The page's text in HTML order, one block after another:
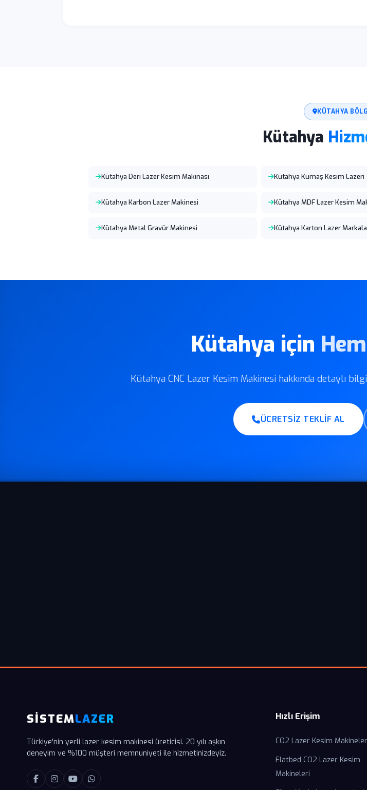
KÜTAHYA
Kütahya
Kütahya Deri Lazer Kesim Makinası Kütahya Kumaş Kesim Lazeri
Kütahya Karbon Lazer Makinesi Kütahya MDF Lazer Kesim
Kütahya Metal Gravür Makinesi Kütahya Karton Lazer
Kütahya için
Kütahya CNC Lazer Kesim Makinesi hakkında detaylı
ÜCRETSIZ TEKLIF AL
SİSTEMLAZER
Türkiye'nin yerli lazer kesim makinesi üreticisi. 20 yılı aşkın
deneyim ve %100 müşteri memnuniyeti ile hizmetinizdeyiz.
Hızlı Erişim
CO2 Lazer Kesim
Flatbed CO2 Lazer Kesim
Makineleri